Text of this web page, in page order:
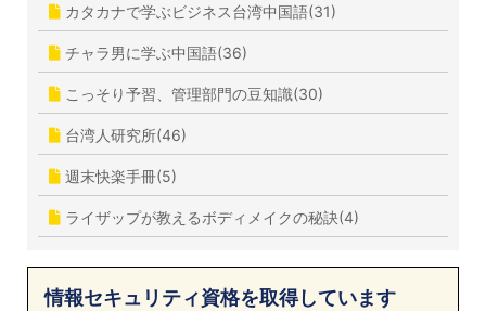
カタカナで学ぶビジネス台湾中国語(31)
チャラ男に学ぶ中国語(36)
こっそり予習、管理部門の豆知識(30)
台湾人研究所(46)
週末快楽手冊(5)
ライザップが教えるボディメイクの秘訣(4)
情報セキュリティ資格を取得しています